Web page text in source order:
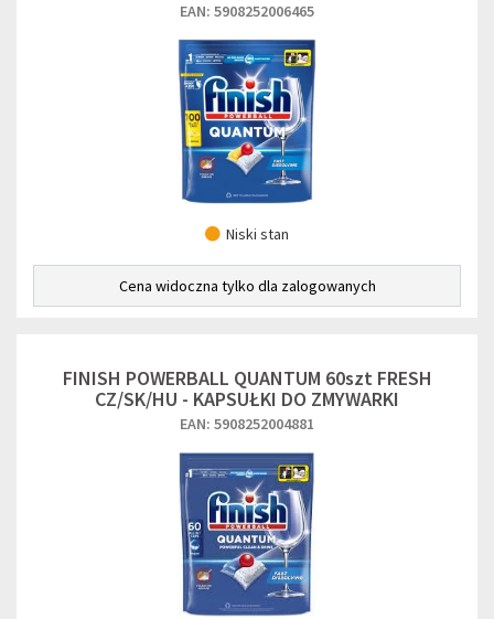
EAN: 5908252006465
Niski stan
Cena widoczna tylko dla zalogowanych
FINISH POWERBALL QUANTUM 60szt FRESH
CZ/SK/HU - KAPSUŁKI DO ZMYWARKI
EAN: 5908252004881